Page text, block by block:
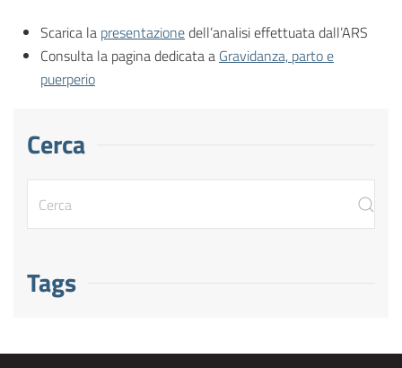
Scarica la presentazionedell’analisi effettuata dall’ARS
Consulta la pagina dedicata a Gravidanza, parto e
puerperio
Cerca
Tags